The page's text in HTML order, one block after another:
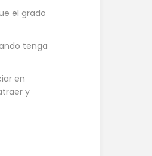
el grado
tenga
en
y